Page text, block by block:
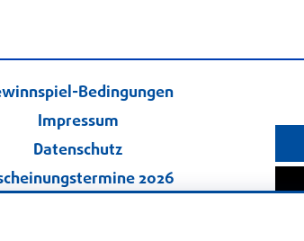
Bedingungen
Impressum
Datenschutz
2026